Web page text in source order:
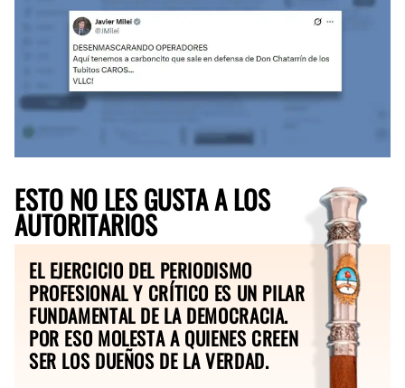
ESTO NO LES GUSTA A LOS
AUTORITARIOS
EL EJERCICIO DEL PERIODISMO
PROFESIONAL Y CRÍTICO ES UN PILAR
FUNDAMENTAL DE LA DEMOCRACIA.
POR ESO MOLESTA A QUIENES CREEN
SER LOS DUEÑOS DE LA VERDAD.